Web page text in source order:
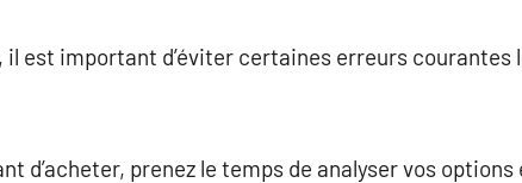
est important d’éviter certaines erreurs courantes
d’acheter, prenez le temps de analyser vos